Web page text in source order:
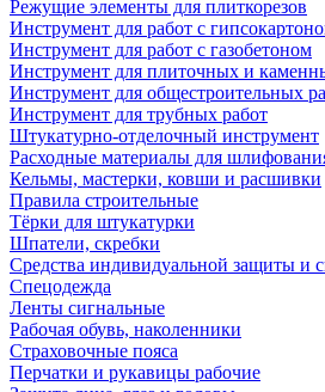
Режущие элементы для плиткорезов
Инструмент для работ с
Инструмент для работ с газобетоном
Инструмент для плиточных и
Инструмент для общестроительных
Инструмент для трубных работ
Штукатурно-отделочный инструмент
Расходные материалы для
Кельмы, мастерки, ковши и расшивки
Правила строительные
Тёрки для штукатурки
Шпатели, скребки
Средства индивидуальной защиты и
Спецодежда
Ленты сигнальные
Рабочая обувь, наколенники
Страховочные пояса
Перчатки и рукавицы рабочие